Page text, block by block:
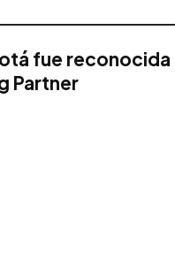
fue
Partner